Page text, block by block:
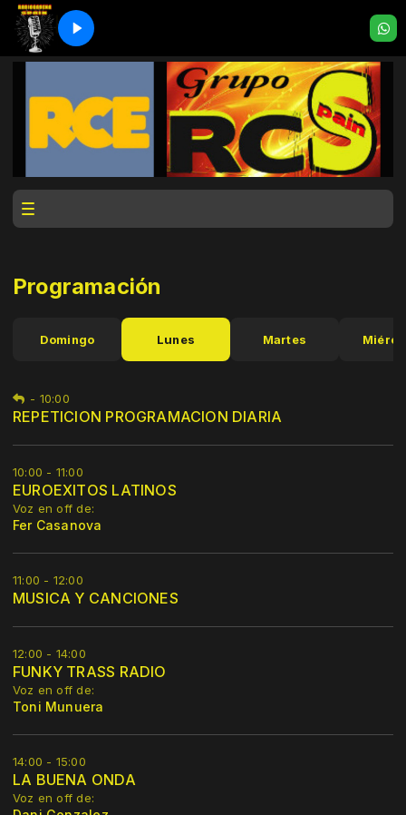
Programación
Domingo Lunes Martes
- 10:00
REPETICION PROGRAMACION DIARIA
10:00 - 11:00
EUROEXITOS LATINOS
Voz en off de:
Fer Casanova
11:00 - 12:00
MUSICA Y CANCIONES
12:00 - 14:00
FUNKY TRASS RADIO
Voz en off de:
Toni Munuera
14:00 - 15:00
LA BUENA ONDA
Voz en off de: